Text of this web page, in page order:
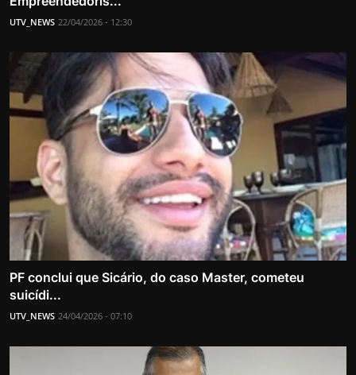
UTV_NEWS 22/04/2026 - 12:30
PF conclui que Sicário, do caso Master, cometeu
suicídi...
UTV_NEWS 24/04/2026 - 07:10